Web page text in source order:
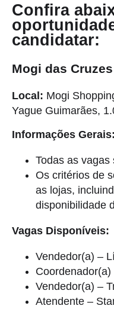
Confira
candidatar:
Mogi das Cruzes
Local: Mogi
Yague Guimarães,
Informações Gerais:
Todas as
Os critérios de
as lojas,
disponibilidade
Vagas Disponíveis:
Vendedor(a) –
Vendedor(a) –
Atendente –